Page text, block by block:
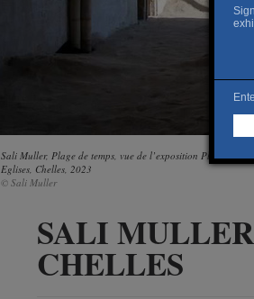
Sali Muller, Plage de temps, vue de l’exposition Plage de
Eglises, Chelles, 2023
© Sali Muller
SALI
CHELLES